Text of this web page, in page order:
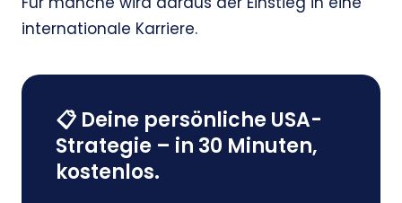
internationale Karriere.
📋 Deine persönliche USA-
Strategie – in 30 Minuten,
kostenlos.